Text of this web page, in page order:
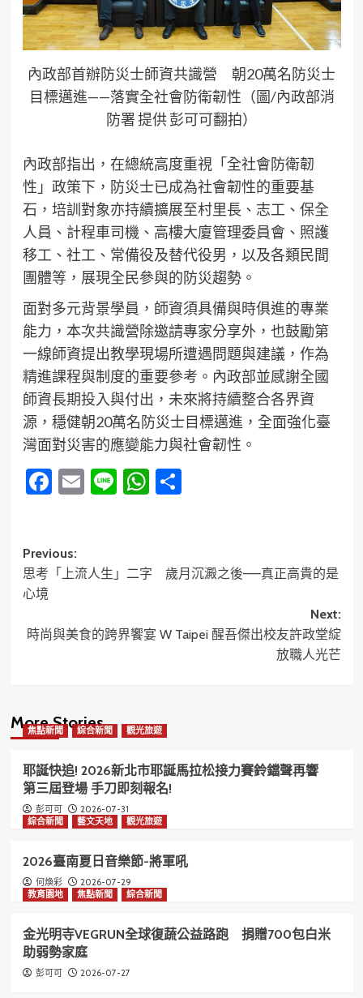
內政部首辦防災士師資共識營 朝20萬名防災士
目標邁進——落實全社會防衛韌性（圖/內政部消
防署 提供 彭可可翻拍）
內政部指出，在總統高度重視「全社會防衛韌
性」政策下，防災士已成為社會韌性的重要基
石，培訓對象亦持續擴展至村里長、志工、保全
人員、計程車司機、高樓大廈管理委員會、照護
移工、社工、常備役及替代役男，以及各類民間
團體等，展現全民參與的防災趨勢。
面對多元背景學員，師資須具備與時俱進的專業
能力，本次共識營除邀請專家分享外，也鼓勵第
一線師資提出教學現場所遭遇問題與建議，作為
精進課程與制度的重要參考。內政部並感謝全國
師資長期投入與付出，未來將持續整合各界資
源，穩健朝20萬名防災士目標邁進，全面強化臺
灣面對災害的應變能力與社會韌性。
Facebook
Email
LineWhatsApp
分
Post
navigation
Previous:
思考「上流人生」二字 歲月沉澱之後——真正高貴的是
心境
Next:
時尚與美食的跨界饗宴 W Taipei 醒吾傑出校友許政堂綻
放職人光芒
More Stories
焦點新聞 綜合新聞 觀光旅遊
耶誕快追! 2026新北市耶誕馬拉松接力賽鈴鐺聲再響
第三屆登場 手刀即刻報名!
彭可可
2026-07-31
綜合新聞
藝文天地 觀光旅遊
2026臺南夏日音樂節-將軍吼
何煥彩
2026-07-29
教育園地
焦點新聞 綜合新聞
金光明寺VEGRUN全球復蔬公益路跑 捐贈700包白米
助弱勢家庭
彭可可 2026-07-27